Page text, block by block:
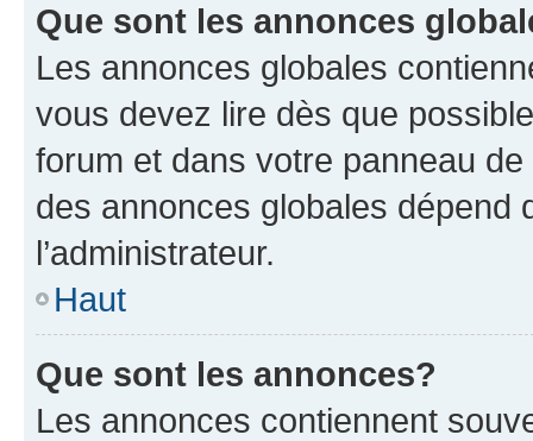
Que sont les annonces
Les annonces globales
vous devez lire dès que
forum et dans votre panneau
des annonces globales dépend
l’administrateur.
Haut
Que sont les annonces?
Les annonces contiennent